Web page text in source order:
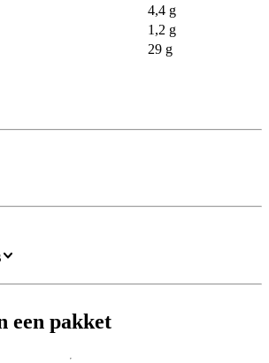
4,4 g
1,2 g
29 g
een pakket